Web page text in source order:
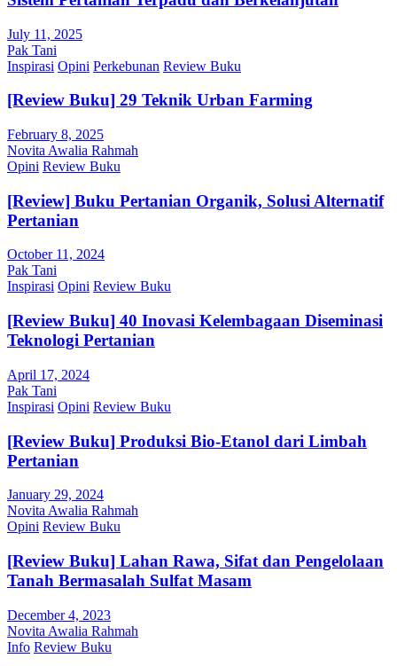
July 11, 2025
Pak Tani
Inspirasi Opini Perkebunan Review Buku
[Review Buku] 29 Teknik Urban Farming
February 8, 2025
Novita Awalia Rahmah
Opini Review Buku
[Review] Buku Pertanian Organik, Solusi Alternatif
Pertanian
October 11, 2024
Pak Tani
Inspirasi Opini Review Buku
[Review Buku] 40 Inovasi Kelembagaan Diseminasi
Teknologi Pertanian
April 17, 2024
Pak Tani
Inspirasi Opini Review Buku
[Review Buku] Produksi Bio-Etanol dari Limbah
Pertanian
January 29, 2024
Novita Awalia Rahmah
Opini Review Buku
[Review Buku] Lahan Rawa, Sifat dan Pengelolaan
Tanah Bermasalah Sulfat Masam
December 4, 2023
Novita Awalia Rahmah
Info Review Buku